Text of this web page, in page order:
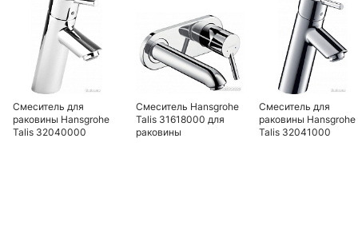
Смеситель для
раковины Hansgrohe
Talis 32040000
Смеситель Hansgrohe
Talis 31618000 для
раковины
Смеситель для
раковины Hansgrohe
Talis 32041000